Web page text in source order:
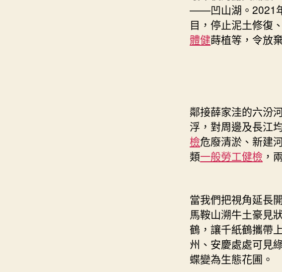
——凹山湖。2021
目，停止泥土修復
體健蒔植等，令放
鄰接薛家洼的六汾
浮，對周邊及長江
檢危廢清淤、新建
類一般勞工健檢 ，
當我們把視角延長
馬鞍山溯牛土豪見
鶴，讓千紙鶴攜帶
州、安慶處處可見
蝶變為生態花圃。